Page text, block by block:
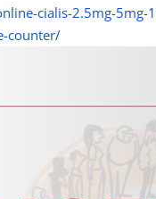
cialis-2.5mg-5mg-
counter/